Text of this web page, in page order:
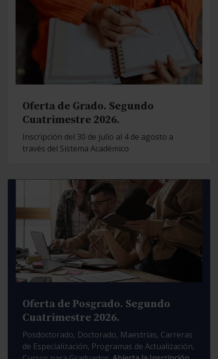
Oferta de Grado. Segundo
Cuatrimestre 2026.
Inscripción del 30 de julio al 4 de agosto a
través del Sistema Académico
Oferta de Posgrado. Segundo
Cuatrimestre 2026.
Posdoctorado, Doctorado, Maestrías, Carreras
de Especialización, Programas de Actualización,